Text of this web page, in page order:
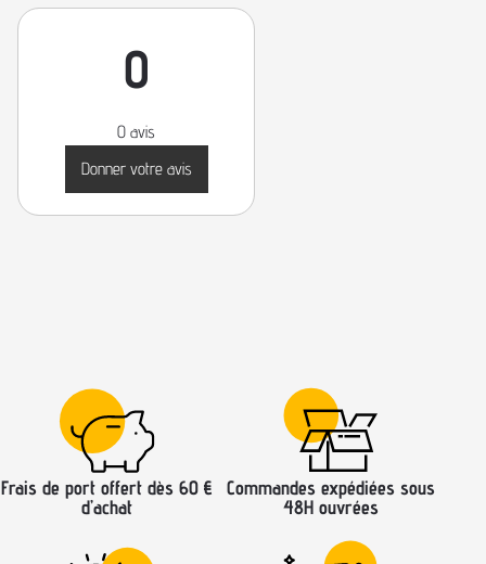
0
0 avis
Donner votre avis
Frais de port offert dès 60 €
d’achat
Commandes expédiées sous
48H ouvrées